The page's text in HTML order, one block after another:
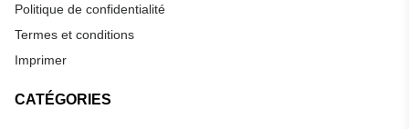
Politique de confidentialité
Termes et conditions
Imprimer
CATÉGORIES